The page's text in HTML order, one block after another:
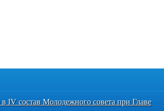
IV состав Молодежного совета при Главе